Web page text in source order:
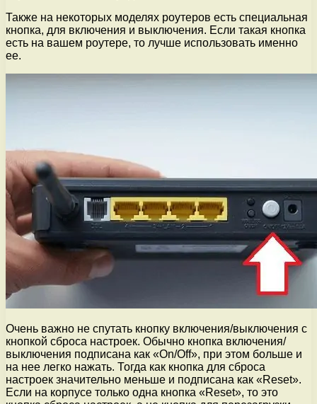
Также на некоторых моделях роутеров есть специальная
кнопка, для включения и выключения. Если такая кнопка
есть на вашем роутере, то лучше использовать именно
ее.
Очень важно не спутать кнопку включения/выключения с
кнопкой сброса настроек. Обычно кнопка включения/
выключения подписана как «On/Off», при этом больше и
на нее легко нажать. Тогда как кнопка для сброса
настроек значительно меньше и подписана как «Reset».
Если на корпусе только одна кнопка «Reset», то это